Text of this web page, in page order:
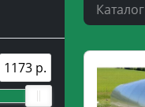
1173 р.
Каталог